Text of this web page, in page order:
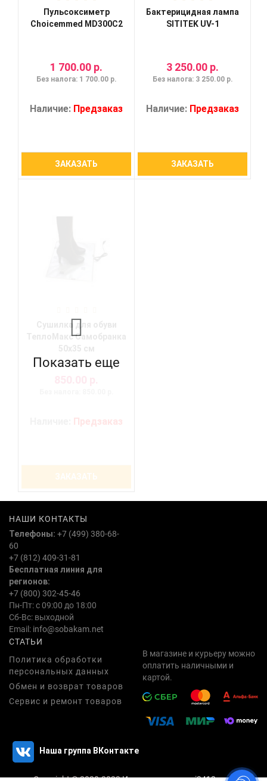
Пульсоксиметр
Choicemmed MD300C2
1 700.00 р.
Без налога: 1 700.00 р.
Наличие: Предзаказ
ЗАКАЗАТЬ
Бактерицидная лампа
SITITEK UV-1
3 250.00 р.
Без налога: 3 250.00 р.
Наличие: Предзаказ
ЗАКАЗАТЬ
ТеплоМакс Самобранка
Предзаказ
ЗАКАЗАТЬ
Показать еще
НАШИ КОНТАКТЫ
Телефоны: +7 (499) 380-68-
60
+7 (812) 409-31-81
Бесплатная линия для
регионов:
+7 (800) 302-45-46
Пн-Пт: с 09:00 до 18:00
Сб-Вс: выходной
Email: info@sobakam.net
СТАТЬИ
Политика обработки
персональных данных
Обмен и возврат товаров
Сервис и ремонт товаров
В магазине и курьеру можно
оплатить наличными и
картой.
Наша группа ВКонтакте
Copyright © 2020-2023Интернет магазин i3412.com